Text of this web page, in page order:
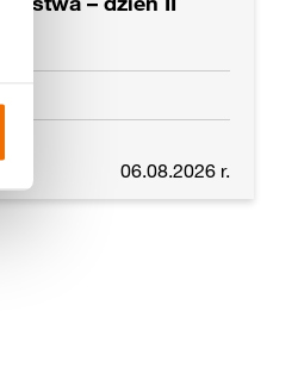
06.08.2026 r.